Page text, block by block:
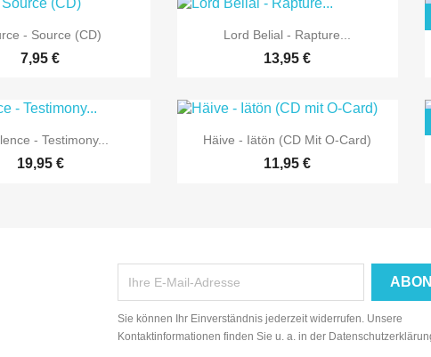
 Vorschau
- Source (CD)
7,95 €
 Vorschau
Lord Belial - Rapture...
13,95 €
 Vorschau
- Testimony...
19,95 €
 Vorschau
Häive - Iätön (CD Mit O-Card)
11,95 €
Sie können Ihr Einverständnis jederzeit widerrufen. Unsere
Kontaktinformationen finden Sie u. a. in der